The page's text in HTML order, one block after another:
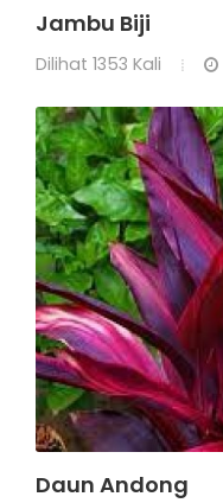
Jambu Biji
Dilihat 1353 Kali
Daun Andong